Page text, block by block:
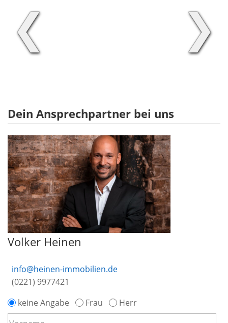
❮ ❯
Dein Ansprechpartner bei uns
Volker Heinen
info@heinen-immobilien.de
(0221) 9977421
keine Angabe
Frau Herr